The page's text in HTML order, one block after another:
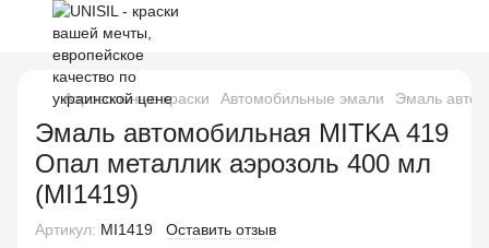
Аэрозольные краски Автомобильные эмали Эмаль
Эмаль автомобильная MITKA 419
Опал металлик аэрозоль 400 мл
(MI1419)
Артикул: MI1419 Оставить отзыв